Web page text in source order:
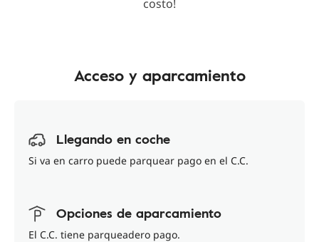
costo!
Acceso y aparcamiento
Llegando en coche
Si va en carro puede parquear pago en el C.C.
Opciones de aparcamiento
El C.C. tiene parqueadero pago.